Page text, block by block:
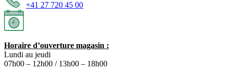
+41 27 720 45 00
Horaire d’ouverture magasin :
Lundi au jeudi
07h00 – 12h00 / 13h00 – 18h00